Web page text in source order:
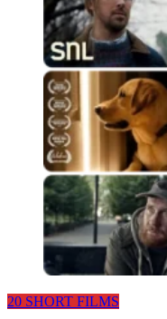
20 SHORT FILMS